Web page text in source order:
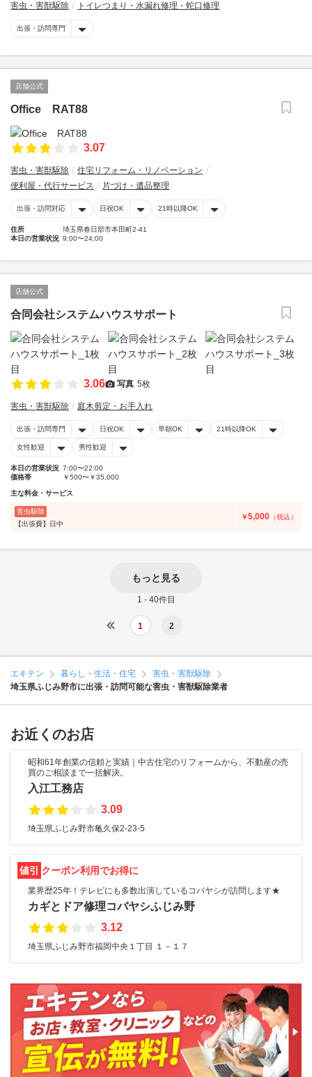
害虫・害獣駆除 トイレつまり・水漏れ修理・蛇口修理
出張・訪問専門
店舗公式
Office RAT88
3.07
害虫・害獣駆除
住宅リフォーム・リノベーション
便利屋・代行サービス
片づけ・遺品整理
出張・訪問対応 日祝OK 21時以降OK
住所
埼玉県春日部市本田町2-41
本日の営業状況 9:00〜24:00
店舗公式
合同会社システムハウスサポート
3.06 写真 5枚
害虫・害獣駆除 庭木剪定・お手入れ
出張・訪問専門 日祝OK 早朝OK 21時以降OK
女性歓迎 男性歓迎
本日の営業状況 7:00〜22:00
価格帯
￥500〜￥35,000
主な料金・サービス
害虫駆除
【出張費】日中
￥5,000 （税込）
もっと見る
1 - 40件目
1 2
エキテン 暮らし・生活・住宅
害虫・害獣駆除
埼玉県ふじみ野市に出張・訪問可能な害虫・害獣駆除業者
お近くのお店
昭和61年創業の信頼と実績｜中古住宅のリフォームから、不動産の売
買のご相談まで一括解決。
入江工務店
3.09
埼玉県ふじみ野市亀久保2-23-5
値引 クーポン利用でお得に
業界歴25年！テレビにも多数出演しているコバヤシが訪問します★
カギとドア修理コバヤシふじみ野
3.12
埼玉県ふじみ野市福岡中央１丁目 １－１７